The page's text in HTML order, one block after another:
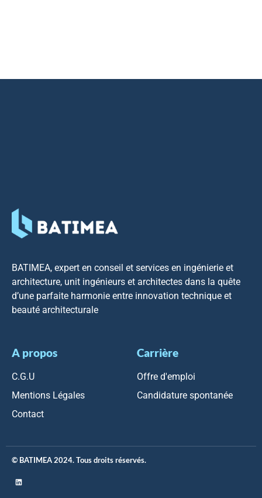
BATIMEA, expert en conseil et services en ingénierie et
architecture, unit ingénieurs et architectes dans la quête
d’une parfaite harmonie entre innovation technique et
beauté architecturale
A propos
C.G.U
Mentions Légales
Contact
Carrière
Offre d'emploi
Candidature spontanée
© BATIMEA 2024. Tous droits réservés.